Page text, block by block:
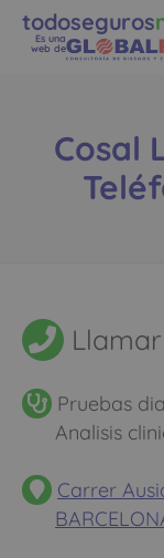
todoseguros
Es una
web de
Cosal
Pruebas
Analisis
Carrer